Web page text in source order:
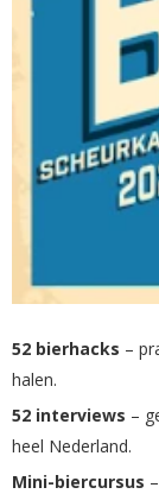
52 bierhacks –
halen.
52 interviews –
heel Nederland.
Mini-biercursus